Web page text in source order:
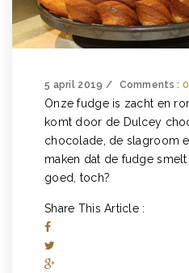
5 april 2019 Comments : 0
Onze fudge is zacht en
komt door de Dulcey
chocolade, de slagroom
maken dat de fudge
goed, toch?
Share This Article :